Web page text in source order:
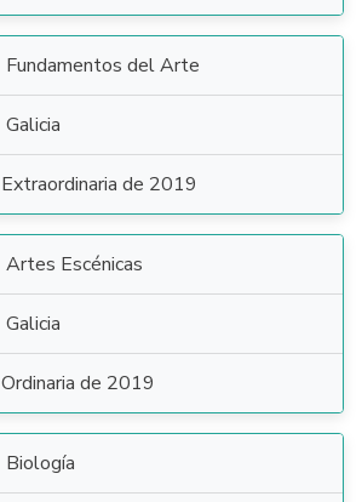
Fundamentos del Arte
Galicia
Extraordinaria de 2019
Artes Escénicas
Galicia
Ordinaria de 2019
Biología